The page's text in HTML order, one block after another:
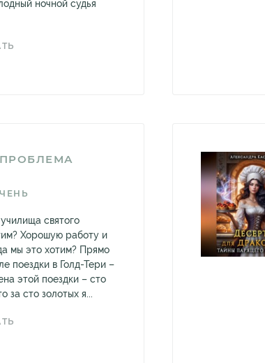
ночной судья
святого
Хорошую работу и
мы это хотим? Прямо
поездки в Голд-Тери –
этой поездки – сто
за сто золотых я...